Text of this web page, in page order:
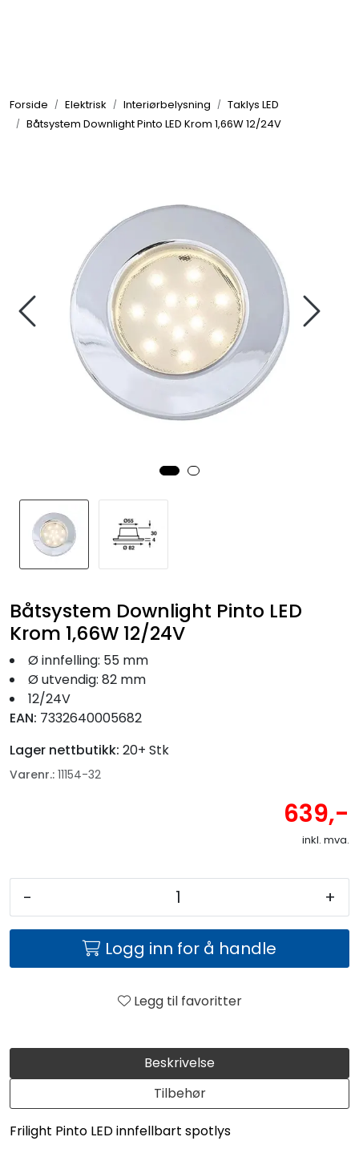
Forside Elektrisk Interiørbelysning
Taklys LED
Båtsystem Downlight Pinto LED Krom 1,66W 12/24V
Beskrivelse
Tilbehør
Frilight Pinto LED innfellbart spotlys
Båtsystem Downlight Pinto LED
Krom 1,66W 12/24V
Ø innfelling: 55 mm
Ø utvendig: 82 mm
12/24V
EAN: 7332640005682
Lager nettbutikk: 20+ Stk
Varenr.: 11154-32
639,-
inkl. mva.
- +
Logg inn for å handle
Legg til favoritter
Elektrisk
Motor/Styring
Fortøyning
Fritid/Sikkerhet
Seil
Nyheter